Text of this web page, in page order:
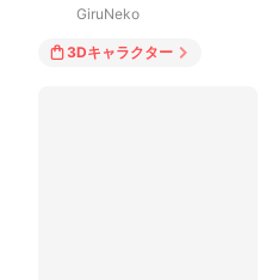
GiruNeko
3Dキャラクター